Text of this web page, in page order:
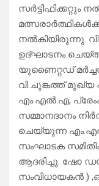
സർട്ടിഫിക്കറ്റും
നൽകിയിരുന്നു.
ഉദ്ഘാടനം
യുണൈറ്റഡ്
വി.ചുങ്കത്ത് മുഖ്യ
എം.എൽ.എ,
സമ്മാനദാനം
ചെയ്യുന്ന
സംഘാടക
ആദരിച്ചു. ഷോ
സംവിധായകൻ )